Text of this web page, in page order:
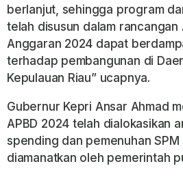
berlanjut, sehingga program
telah disusun dalam rancangan
Anggaran 2024 dapat
terhadap pembangunan di
Kepulauan Riau” ucapnya.
Gubernur Kepri Ansar Ahmad
APBD 2024 telah dialokasikan
spending dan pemenuhan
diamanatkan oleh pemerintah